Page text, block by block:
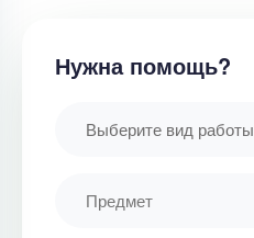
Нужна помощь?
Выберите вид работы